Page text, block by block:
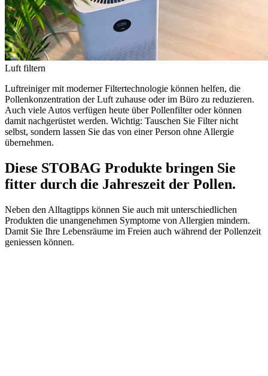
Luft filtern
Luftreiniger mit moderner Filtertechnologie können helfen, die
Pollenkonzentration der Luft zuhause oder im Büro zu reduzieren.
Auch viele Autos verfügen heute über Pollenfilter oder können
damit nachgerüstet werden. Wichtig: Tauschen Sie Filter nicht
selbst, sondern lassen Sie das von einer Person ohne Allergie
übernehmen.
Diese STOBAG Produkte bringen Sie
fitter durch die Jahreszeit der Pollen.
Neben den Alltagtipps können Sie auch mit unterschiedlichen
Produkten die unangenehmen Symptome von Allergien mindern.
Damit Sie Ihre Lebensräume im Freien auch während der Pollenzeit
geniessen können.